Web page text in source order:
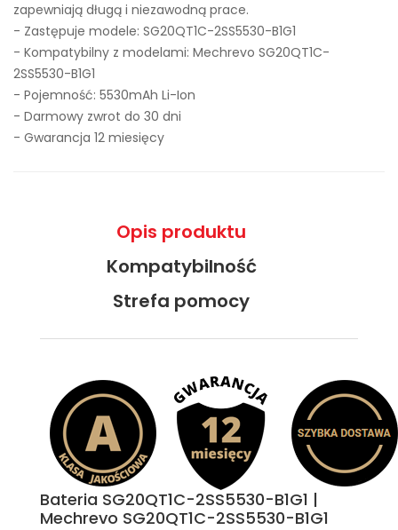
zapewniają długą i niezawodną prace.
- Zastępuje modele: SG20QT1C-2SS5530-B1G1
- Kompatybilny z modelami: Mechrevo SG20QT1C-
2SS5530-B1G1
- Pojemność: 5530mAh Li-Ion
- Darmowy zwrot do 30 dni
- Gwarancja 12 miesięcy
Opis produktu
Kompatybilność
Strefa pomocy
Bateria SG20QT1C-2SS5530-B1G1 |
Mechrevo SG20QT1C-2SS5530-B1G1